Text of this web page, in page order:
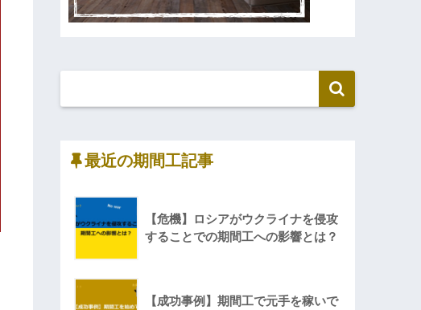
最近の期間工記事
【危機】ロシアがウクライナを侵攻
することでの期間工への影響とは？
【成功事例】期間工で元手を稼いで